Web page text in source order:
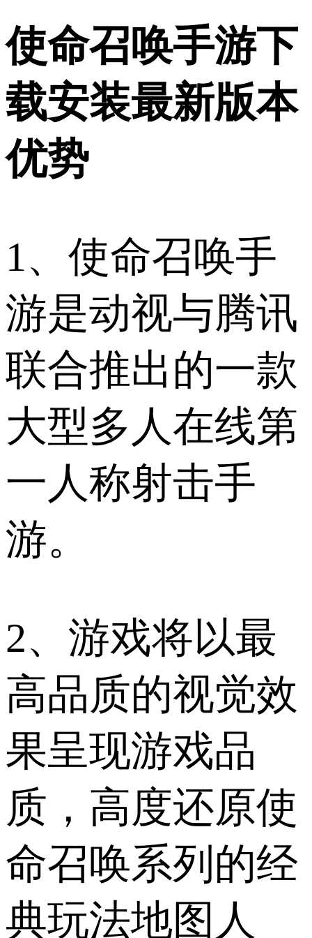
使命召唤手游下
载安装最新版本
优势
1、使命召唤手
游是动视与腾讯
联合推出的一款
大型多人在线第
一人称射击手
游。
2、游戏将以最
高品质的视觉效
果呈现游戏品
质，高度还原使
命召唤系列的经
典玩法地图人